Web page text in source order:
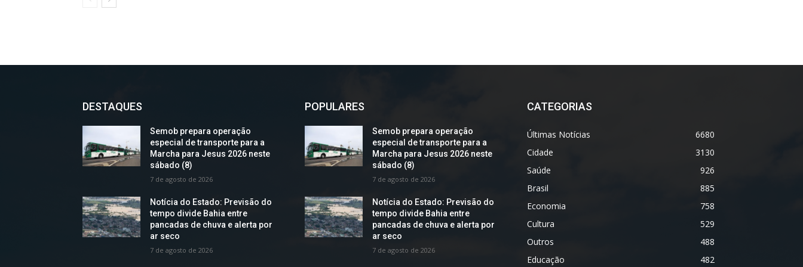
DESTAQUES
Semob prepara operação
especial de transporte para a
Marcha para Jesus 2026 neste
sábado (8)
7 de agosto de 2026
Notícia do Estado: Previsão do
tempo divide Bahia entre
pancadas de chuva e alerta por
ar seco
7 de agosto de 2026
POPULARES
Semob prepara operação
especial de transporte para a
Marcha para Jesus 2026 neste
sábado (8)
7 de agosto de 2026
Notícia do Estado: Previsão do
tempo divide Bahia entre
pancadas de chuva e alerta por
ar seco
7 de agosto de 2026
CATEGORIAS
Últimas Notícias
6680
Cidade
3130
Saúde
926
Brasil
885
Economia
758
Cultura
529
Outros
488
Educação
482